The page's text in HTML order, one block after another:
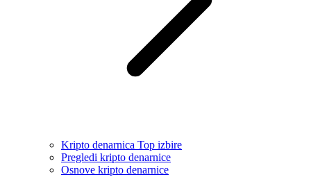
Kripto denarnica Top izbire
Pregledi kripto denarnice
Osnove kripto denarnice